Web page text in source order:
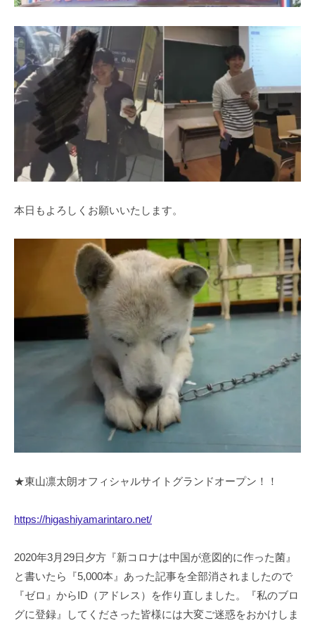
本日もよろしくお願いいたします。
★東山凛太朗オフィシャルサイトグランドオープン！！
https://higashiyamarintaro.net/
2020年3月29日夕方『新コロナは中国が意図的に作った菌』
と書いたら『5,000本』あった記事を全部消されましたので
『ゼロ』からID（アドレス）を作り直しました。『私のブロ
グに登録』してくださった皆様には大変ご迷惑をおかけしま